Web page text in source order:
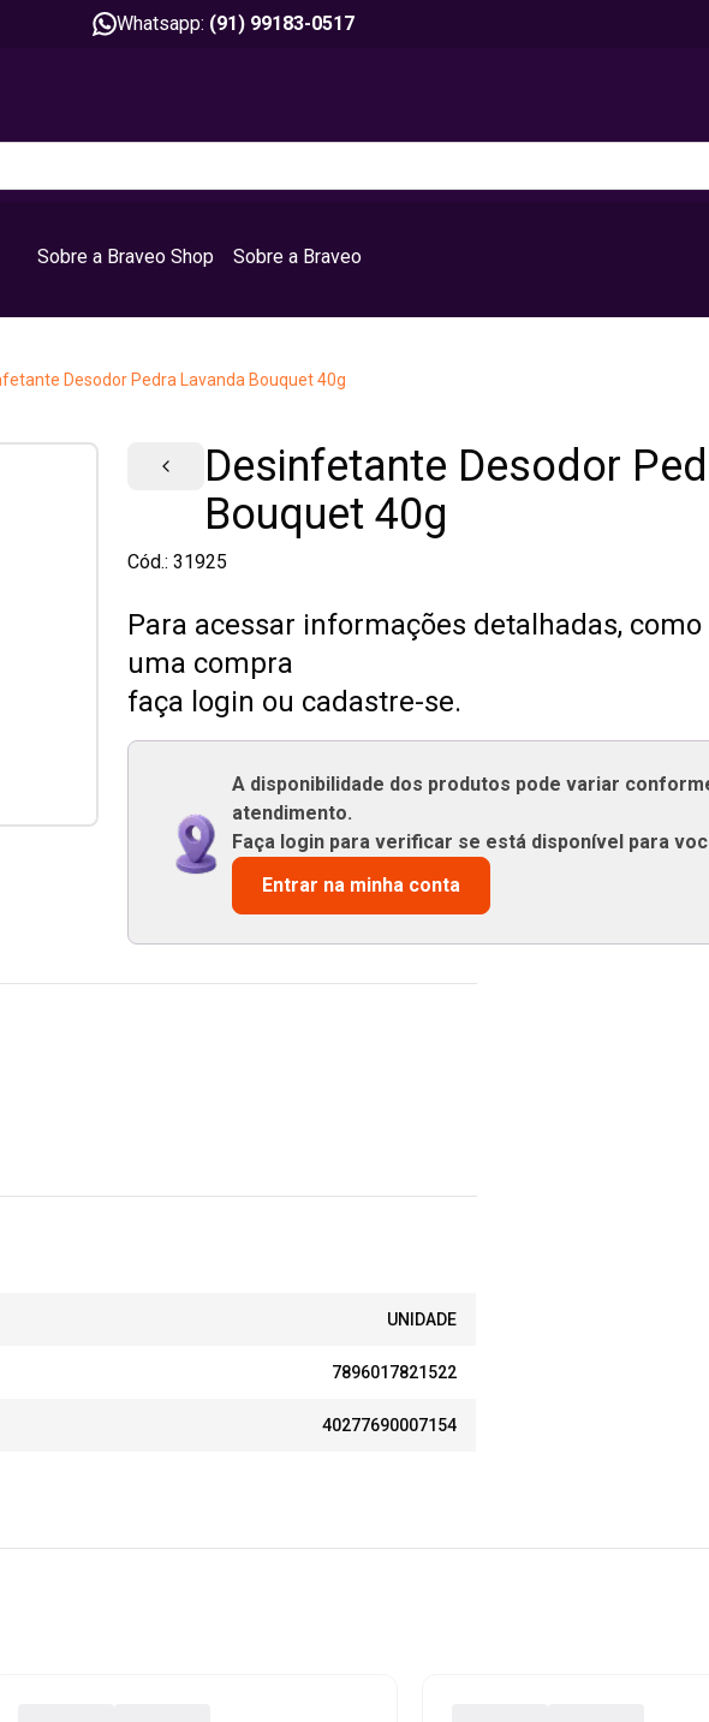
Whatsapp: (91) 99183-0517
Sobre a Braveo Shop Sobre a Braveo
Desodor Pedra Lavanda Bouquet 40g
Desinfetante Desodor
Bouquet 40g
Cód.: 31925
Para acessar informações detalhadas,
uma compra
faça login ou cadastre-se.
A disponibilidade dos produtos pode variar
atendimento.
Faça login para verificar se está disponível para
Entrar na minha conta
UNIDADE
7896017821522
40277690007154